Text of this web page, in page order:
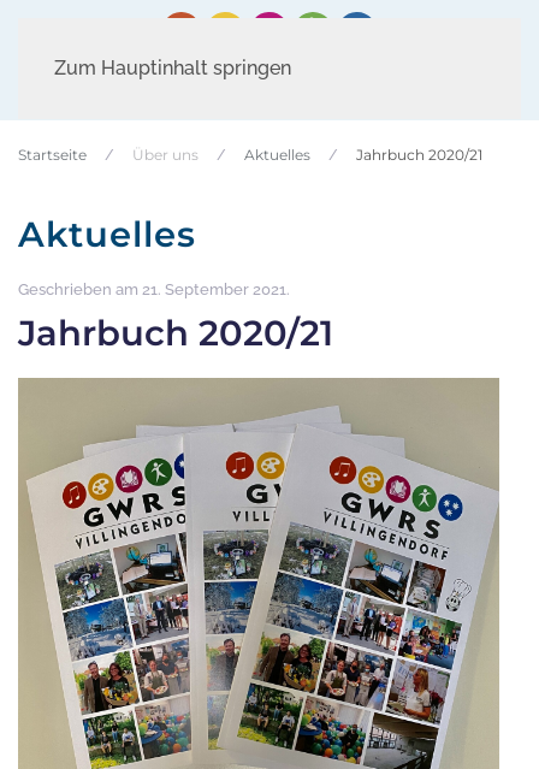
Zum Hauptinhalt springen
Startseite Über uns Aktuelles Jahrbuch 2020/21
Aktuelles
Geschrieben am 21. September 2021.
Jahrbuch 2020/21